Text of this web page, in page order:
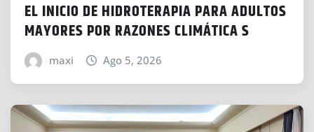
EL INICIO DE HIDROTERAPIA PARA ADULTOS
MAYORES POR RAZONES CLIMÁTICA S
maxi Ago 5, 2026